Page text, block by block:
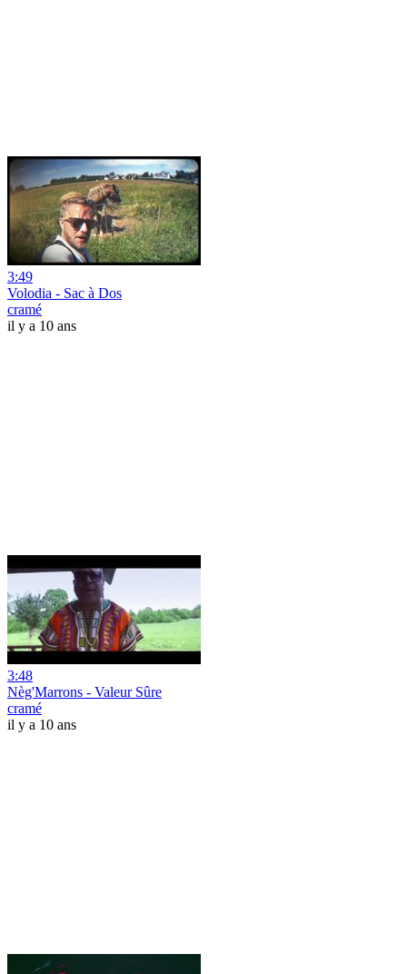
3:49
Volodia - Sac à Dos
cramé
il y a 10 ans
3:48
Nèg'Marrons - Valeur Sûre
cramé
il y a 10 ans